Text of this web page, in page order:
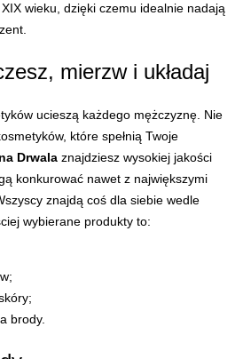
wieku, dzięki czemu idealnie nadają
mierzw i układaj
ucieszą każdego mężczyznę. Nie
które spełnią Twoje
Drwalaznajdziesz wysokiej jakości
konkurować nawet z największymi
znajdą coś dla siebie wedle
wybierane produkty to:
brody.